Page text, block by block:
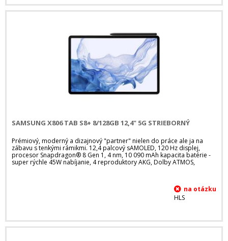
SAMSUNG X806 TAB S8+ 8/128GB 12,4" 5G STRIEBORNÝ
Prémiový, moderný a dizajnový "partner" nielen do práce ale ja na
zábavu s tenkými rámikmi. 12,4 palcový sAMOLED, 120 Hz displej,
procesor Snapdragon® 8 Gen 1, 4 nm, 10 090 mAh kapacita batérie -
super rýchle 45W nabíjanie, 4 reproduktory AKG, Dolby ATMOS,
HLS